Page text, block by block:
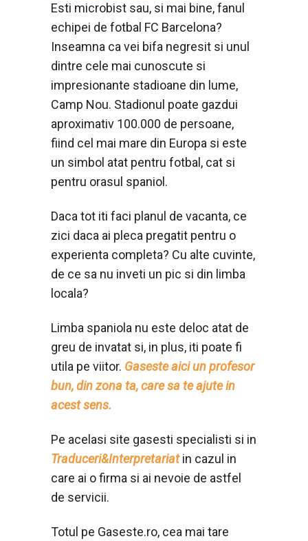
Esti microbist sau, si mai bine, fanul
echipei de fotbal FC Barcelona?
Inseamna ca vei bifa negresit si unul
dintre cele mai cunoscute si
impresionante stadioane din lume,
Camp Nou. Stadionul poate gazdui
aproximativ 100.000 de persoane,
fiind cel mai mare din Europa si este
un simbol atat pentru fotbal, cat si
pentru orasul spaniol.
Daca tot iti faci planul de vacanta, ce
zici daca ai pleca pregatit pentru o
experienta completa? Cu alte cuvinte,
de ce sa nu inveti un pic si din limba
locala?
Limba spaniola nu este deloc atat de
greu de invatat si, in plus, iti poate fi
utila pe viitor. Gaseste aici un profesor
bun, din zona ta, care sa te ajute in
acest sens.
Pe acelasi site gasesti specialisti si in
Traduceri&Interpretariatin cazul in
care ai o firma si ai nevoie de astfel
de servicii.
Totul pe Gaseste.ro, cea mai tare